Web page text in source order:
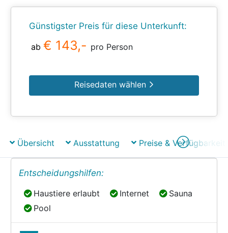
Günstigster Preis für diese Unterkunft:
ab € 143,- pro Person
Reisedaten wählen
Übersicht Ausstattung Preise & Verfügbarkeit
Entscheidungshilfen:
Haustiere erlaubt
Haustiere erlaubt Internet
Internet Sauna
Sauna
Pool
Pool